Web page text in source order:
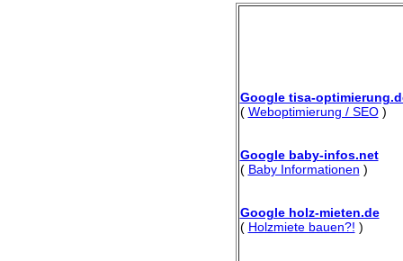
Google tisa-
( Weboptimierung / SEO)
Google baby-infos.net
( Baby Informationen )
Google holz-mieten.de
( Holzmiete bauen?! )